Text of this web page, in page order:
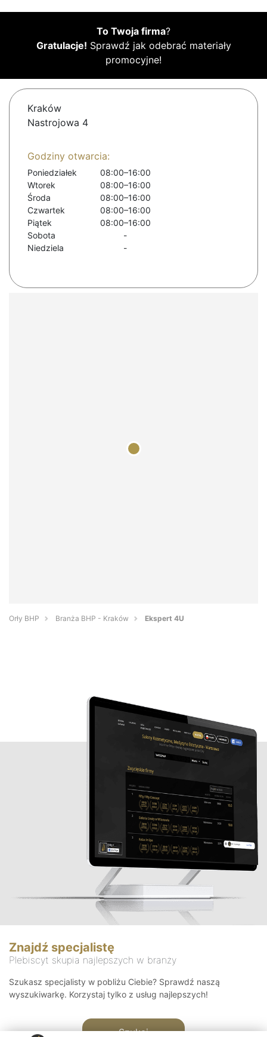
To Twoja firma?
Gratulacje! Sprawdź jak odebrać materiały
promocyjne!
Kraków
Nastrojowa 4
Godziny otwarcia:
Poniedziałek
08:00–16:00
Wtorek
08:00–16:00
Środa
08:00–16:00
Czwartek
08:00–16:00
Piątek
08:00–16:00
Sobota
-
Niedziela
-
Orły BHP Branża BHP - Kraków Ekspert 4U
Znajdź specjalistę
Plebiscyt skupia najlepszych w branży
Szukasz specjalisty w pobliżu Ciebie? Sprawdź naszą
wyszukiwarkę. Korzystaj tylko z usług najlepszych!
Szukaj